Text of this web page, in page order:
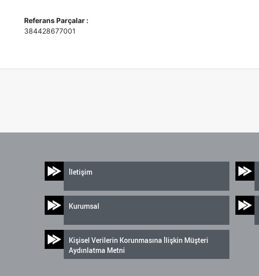
Referans Parçalar :
384428677001
İletişim
Kurumsal
Kişisel Verilerin Korunmasına İlişkin Müşteri
Aydınlatma Metni